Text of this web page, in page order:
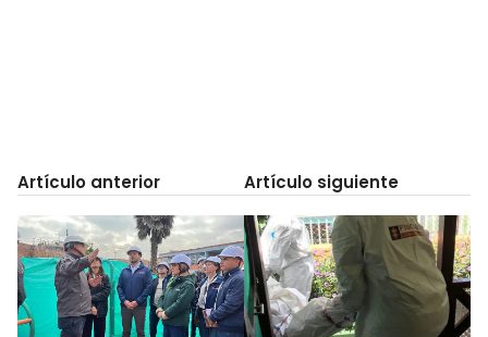
Artículo anterior Artículo siguiente